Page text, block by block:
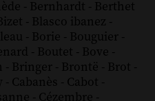
- Bernhardt - Berthet
- Blasco ibanez -
- Borie - Bouguier -
- Boutet - Bove -
- Bringer - Brontë - Brot -
- Cabanès - Cabot -
- Cézembre -